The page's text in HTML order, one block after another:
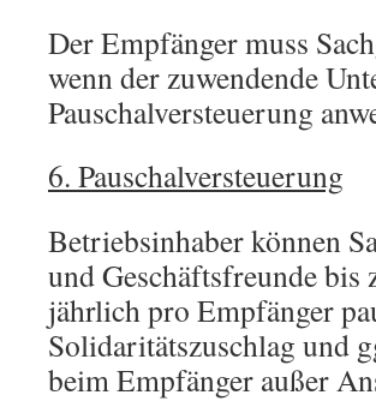
Der Empfänger muss
wenn der zuwendende
Pauschalversteuerung
6. Pauschalversteuerung
Betriebsinhaber können
und Geschäftsfreunde
jährlich pro Empfänger
Solidaritätszuschlag und
beim Empfänger außer